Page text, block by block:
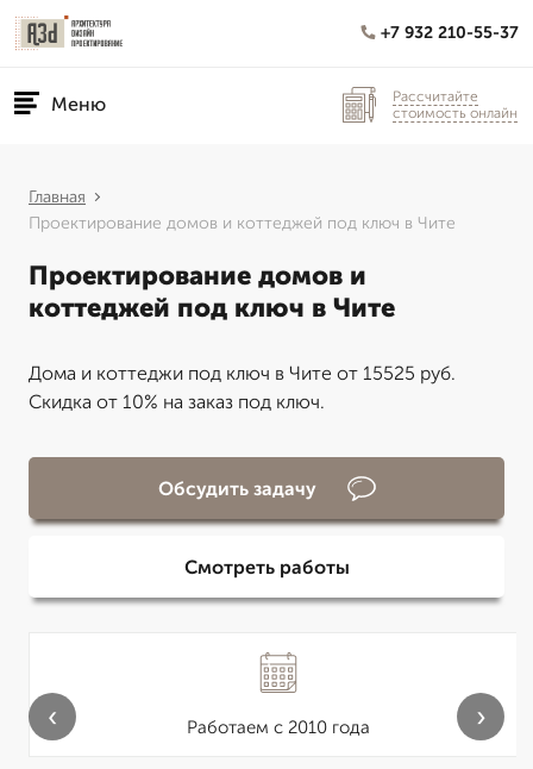
+7 932 210-55-37
Меню
Рассчитайте
стоимость онлайн
Главная
Проектирование домов и коттеджей под ключ в Чите
Проектирование домов и
коттеджей под ключ в Чите
Дома и коттеджи под ключ в Чите от 15525 руб.
Скидка от 10% на заказ под ключ.
Обсудить задачу
Смотреть работы
Работаем с 2010 года
‹ ›